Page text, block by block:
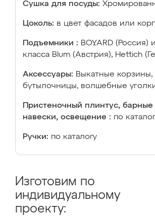
Сушка для посуды:
Цоколь: в цвет фасадов или
Подъемники : BOYARD (Россия)
класса Blum (Австрия), Hettich
Аксессуары: Выкатные корзины,
бутылочницы, волшебные
Пристеночный плинтус, барные
навески, освещение : по
Ручки: по каталогу
Изготовим по
индивидуальному
проекту: